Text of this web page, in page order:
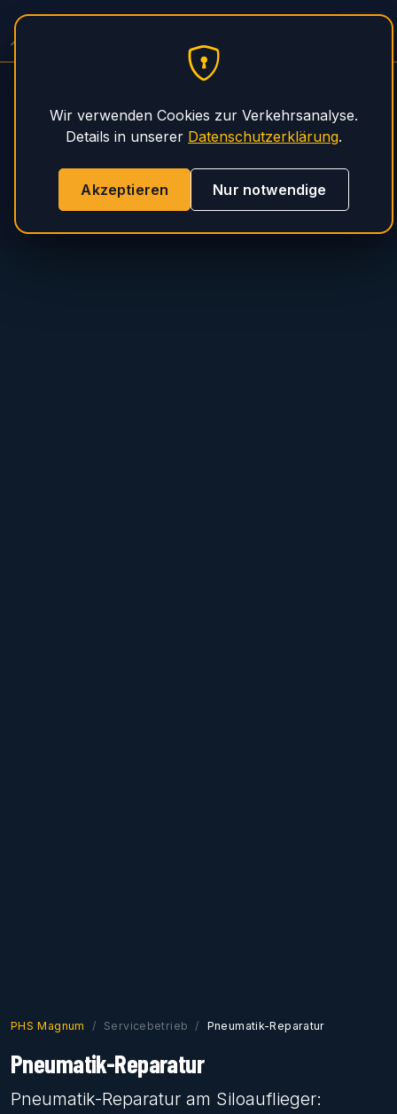
PHS Magnum Servicebetrieb Pneumatik-Reparatur
Pneumatik-Reparatur
Pneumatik-Reparatur am Siloauflieger:
Wir verwenden Cookies zur Verkehrsanalyse.
Details in unserer Datenschutzerklärung.
Akzeptieren Nur notwendige